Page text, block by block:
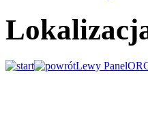
Lewy Panel